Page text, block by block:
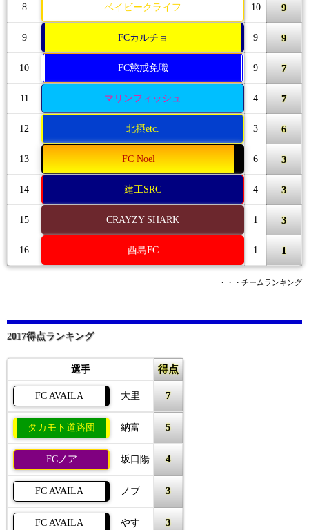
8 ベイビークライフ 10 9
9 FCカルチョ 9 9
10 FC懲戒免職 9 7
11 マリンフィッシュ 4 7
12 北摂etc. 3 6
13 FC Noel 6 3
14 建工SRC 4 3
15 CRAYZY SHARK 1 3
16 酉島FC 1 1
・・・チームランキング
2017得点ランキング
選手 得点
FC AVAILA 大里 7
タカモト道路団 納富 5
FCノア 坂口陽 4
FC AVAILA ノブ 3
FC AVAILA やす 3